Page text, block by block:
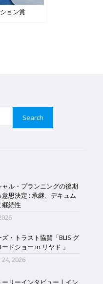
ョン賞
Search
ル・プランニングの後期
思決定 : 承継、デキュム
継続性
・トラスト協賛「BLIS グ
ドショー in リヤド 」
2026
ーリーインタビュー | イン